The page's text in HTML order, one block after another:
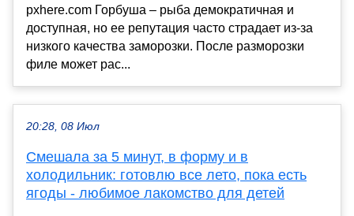
pxhere.com Горбуша – рыба демократичная и
доступная, но ее репутация часто страдает из-за
низкого качества заморозки. После разморозки
филе может рас...
20:28, 08 Июл
Смешала за 5 минут, в форму и в
холодильник: готовлю все лето, пока есть
ягоды - любимое лакомство для детей